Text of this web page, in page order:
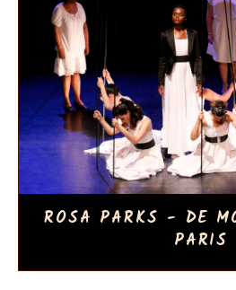
ROSA PARKS - DE
PARIS